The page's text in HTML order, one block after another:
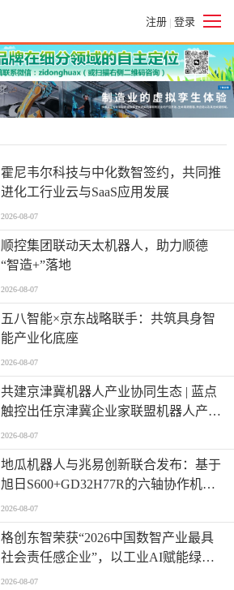
注册 | 登录
霍尼韦尔科技与中化数智签约，共同推
进化工行业云与SaaS应用发展
2026-08-07
顺控集团联动天太机器人，助力顺德
“智造+”落地
2026-08-07
五八智能×京东战略联手：共筑具身智
能产业化底座
2026-08-07
共建京津冀机器人产业协同生态 | 蓝点
触控出任京津冀企业家联盟机器人产业
链联盟理事单位
2026-08-07
地瓜机器人与兆易创新联合发布：基于
旭日S600+GD32H77R的六轴协作机械
臂全栈控制方案
2026-08-07
格创东智荣获“2026中国数智产业最具
社会责任感企业”，以工业AI赋能绿色
制造新未来
2026-08-07